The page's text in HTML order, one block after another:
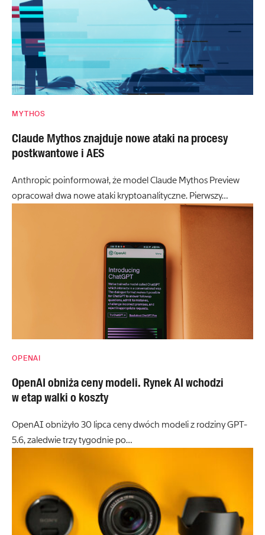
MYTHOS
Claude Mythos znajduje nowe ataki na procesy
postkwantowe i AES
Anthropic poinformował, że model Claude Mythos Preview
opracował dwa nowe ataki kryptoanalityczne. Pierwszy…
OPENAI
OpenAI obniża ceny modeli. Rynek AI wchodzi
w etap walki o koszty
OpenAI obniżyło 30 lipca ceny dwóch modeli z rodziny GPT-
5.6, zaledwie trzy tygodnie po…